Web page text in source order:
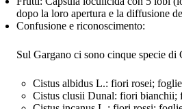
dopo la loro apertura e la diffusione
Confusione e riconoscimento:
Sul Gargano ci sono cinque specie
Cistus albidus L.: fiori rosei;
Cistus clusii Dunal: fiori bianchii;